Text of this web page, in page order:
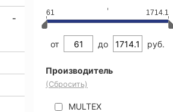
61 1714.1
от до руб.
Производитель
(Сбросить)
MULTEX